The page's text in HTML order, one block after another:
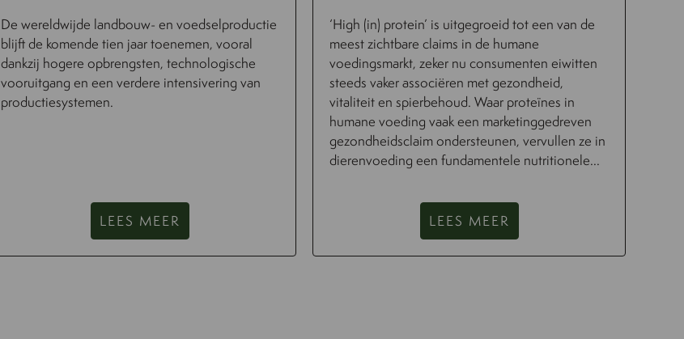
De wereldwijde landbouw- en voedselproductie
blijft de komende tien jaar toenemen, vooral
dankzij hogere opbrengsten, technologische
vooruitgang en een verdere intensivering van
productiesystemen.
LEES MEER
‘High (in) protein’ is uitgegroeid tot een van de
meest zichtbare claims in de humane
voedingsmarkt, zeker nu consumenten eiwitten
steeds vaker associëren met gezondheid,
vitaliteit en spierbehoud. Waar proteïnes in
humane voeding vaak een marketinggedreven
gezondheidsclaim ondersteunen, vervullen ze in
dierenvoeding een fundamentele nutritionele...
LEES MEER